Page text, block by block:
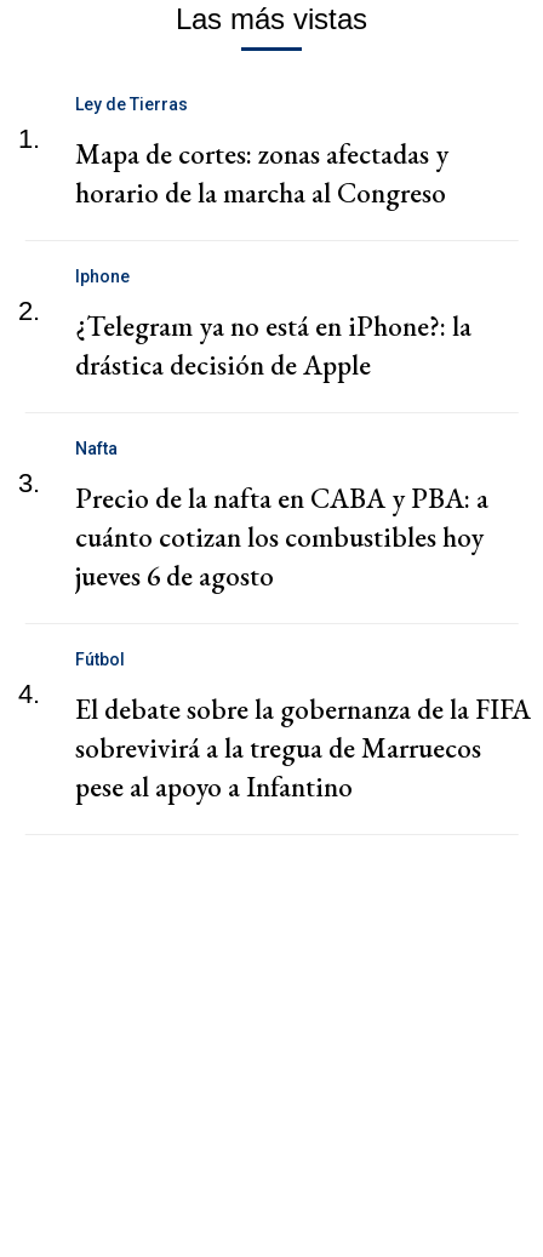
Las más vistas
1.
Ley de Tierras
Mapa de cortes: zonas afectadas y
horario de la marcha al Congreso
2.
Iphone
¿Telegram ya no está en iPhone?: la
drástica decisión de Apple
3.
Nafta
Precio de la nafta en CABA y PBA: a
cuánto cotizan los combustibles hoy
jueves 6 de agosto
4.
Fútbol
El debate sobre la gobernanza de la FIFA
sobrevivirá a la tregua de Marruecos
pese al apoyo a Infantino